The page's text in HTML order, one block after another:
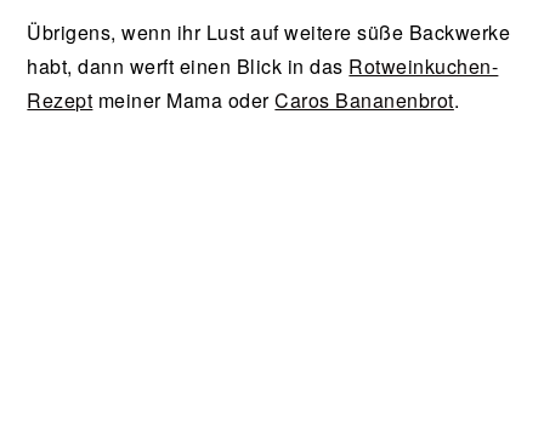
Übrigens, wenn ihr Lust auf weitere süße Backwerke
habt, dann werft einen Blick in das Rotweinkuchen-
Rezept meiner Mama oderCaros Bananenbrot.